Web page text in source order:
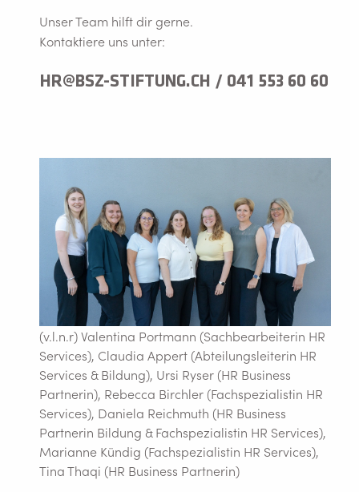
Unser Team hilft dir gerne.
Kontaktiere uns unter:
HR@BSZ-STIFTUNG.CH / 041 553 60 60
(v.l.n.r) Valentina Portmann (Sachbearbeiterin HR
Services), Claudia Appert (Abteilungsleiterin HR
Services & Bildung), Ursi Ryser (HR Business
Partnerin), Rebecca Birchler (Fachspezialistin HR
Services), Daniela Reichmuth (HR Business
Partnerin Bildung & Fachspezialistin HR Services),
Marianne Kündig (Fachspezialistin HR Services),
Tina Thaqi (HR Business Partnerin)